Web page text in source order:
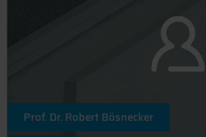
Prof. Dr. Robert Bösnecker